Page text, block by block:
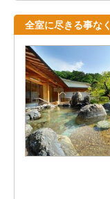
全室に尽きる事な